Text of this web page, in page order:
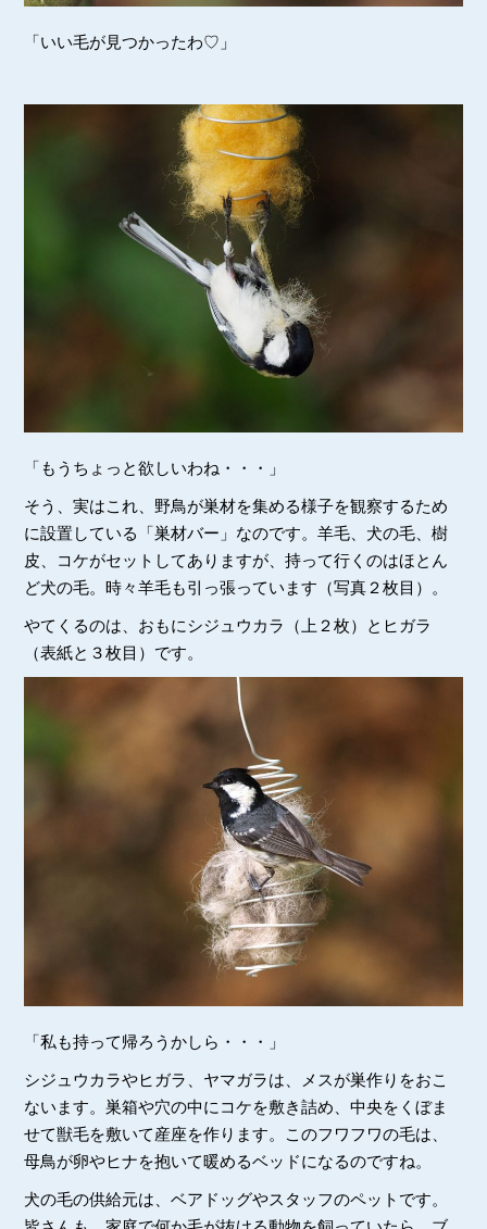
「いい毛が見つかったわ♡」
「もうちょっと欲しいわね・・・」
そう、実はこれ、野鳥が巣材を集める様子を観察するため
に設置している「巣材バー」なのです。羊毛、犬の毛、樹
皮、コケがセットしてありますが、持って行くのはほとん
ど犬の毛。時々羊毛も引っ張っています（写真２枚目）。
やてくるのは、おもにシジュウカラ（上２枚）とヒガラ
（表紙と３枚目）です。
「私も持って帰ろうかしら・・・」
シジュウカラやヒガラ、ヤマガラは、メスが巣作りをおこ
ないます。巣箱や穴の中にコケを敷き詰め、中央をくぼま
せて獣毛を敷いて産座を作ります。このフワフワの毛は、
母鳥が卵やヒナを抱いて暖めるベッドになるのですね。
犬の毛の供給元は、ベアドッグやスタッフのペットです。